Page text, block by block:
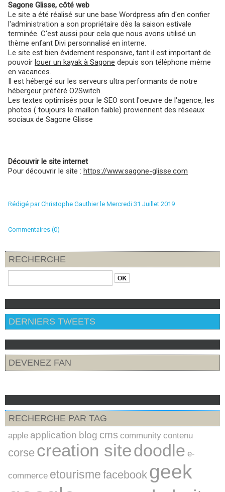
Sagone Glisse, côté web
Le site a été réalisé sur une base Wordpress afin d'en confier
l'administration a son propriétaire dès la saison estivale
terminée. C'est aussi pour cela que nous avons utilisé un
thème enfant Divi personnalisé en interne.
Le site est bien évidement responsive, tant il est important de
pouvoir louer un kayak à Sagone depuis son téléphone même
en vacances.
Il est hébergé sur les serveurs ultra performants de notre
hébergeur préféré O2Switch.
Les textes optimisés pour le SEO sont l'oeuvre de l'agence, les
photos ( toujours le maillon faible) proviennent des réseaux
sociaux de Sagone Glisse
Découvrir le site internet
Pour découvrir le site : https://www.sagone-glisse.com
Rédigé parChristophe Gauthierle Mercredi 31 Juillet 2019
Commentaires (0)
RECHERCHE
DERNIERS TWEETS
DEVENEZ FAN
RECHERCHE PAR TAG
apple application blog cms community contenu
corse creation sitedoodle e-
commerce etourisme facebook geek